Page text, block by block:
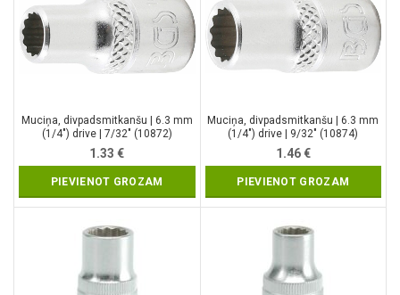
Muciņa, divpadsmitkanšu | 6.3 mm
(1/4″) drive | 7/32″ (10872)
1.33€
PIEVIENOT GROZAM
Muciņa, divpadsmitkanšu | 6.3 mm
(1/4″) drive | 9/32″ (10874)
1.46€
PIEVIENOT GROZAM